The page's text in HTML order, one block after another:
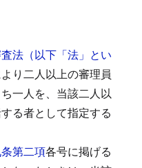
法（以下「法」とい
り二人以上の審理員
一人を、当該二人以
る者として指定する
第二項各号に掲げる